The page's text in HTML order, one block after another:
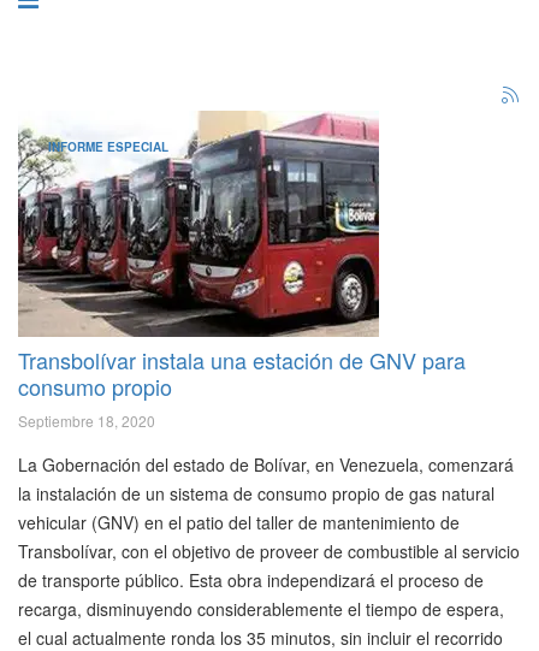
INFORME ESPECIAL
Transbolívar instala una estación de GNV para
consumo propio
Septiembre 18, 2020
La Gobernación del estado de Bolívar, en Venezuela, comenzará
la instalación de un sistema de consumo propio de gas natural
vehicular (GNV) en el patio del taller de mantenimiento de
Transbolívar, con el objetivo de proveer de combustible al servicio
de transporte público. Esta obra independizará el proceso de
recarga, disminuyendo considerablemente el tiempo de espera,
el cual actualmente ronda los 35 minutos, sin incluir el recorrido